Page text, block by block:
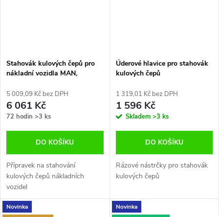
Stahovák kulových čepů pro
nákladní vozidla MAN,
5 009,09 Kč bez DPH
6 061 Kč
72 hodin >3 ks
DO KOŠÍKU
Přípravek na stahování
kulových čepů nákladních
vozidel
Úderové hlavice pro stahovák
kulových čepů
1 319,01 Kč bez DPH
1 596 Kč
Skladem >3 ks
DO KOŠÍKU
Rázové nástrčky pro stahovák
kulových čepů
Novinka
Novinka